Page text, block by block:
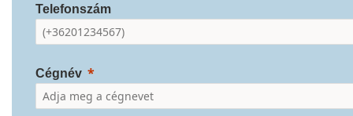
Telefonszám
Cégnév